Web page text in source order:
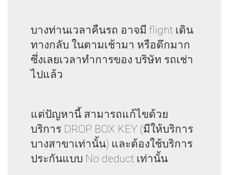
บางท่านเวลาคืนรถ อาจมี flight เดิน
ทางกลับ ในตามเช้ามา หรือดึกมาก
ซึ่งเลยเวลาทำการของ บริษัท รถเช่า
ไปแล้ว
แต่ปัญหานี้ สามารถแก้ไขด้วย
บริการ DROP BOX KEY (มีให้บริการ
บางสาขาเท่านั้น) และต้องใช้บริการ
ประกันแบบ No deduct เท่านั้น